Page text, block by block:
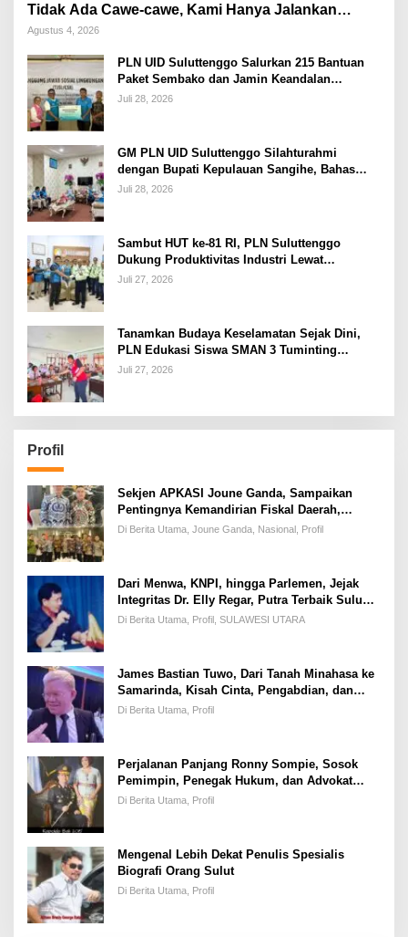
Tidak Ada Cawe-cawe, Kami Hanya Jalankan
Perintah Undang-Undang
Agustus 4, 2026
PLN UID Suluttenggo Salurkan 215 Bantuan
Paket Sembako dan Jamin Keandalan
Kelistrikan Pasca Bencana di Tamako
Juli 28, 2026
GM PLN UID Suluttenggo Silahturahmi
dengan Bupati Kepulauan Sangihe, Bahas
Keandalan Sistem Kelistrikan hingga
Juli 28, 2026
Sambut HUT ke-81 RI, PLN Suluttenggo
Dukung Produktivitas Industri Lewat
Penambahan Daya PT J Resources Bolaang
Juli 27, 2026
Tanamkan Budaya Keselamatan Sejak Dini,
PLN Edukasi Siswa SMAN 3 Tuminting
Manado Soal Bahaya Listrik
Juli 27, 2026
Profil
Sekjen APKASI Joune Ganda, Sampaikan
Pentingnya Kemandirian Fiskal Daerah,
Dihadapan Pimpinan DPR-RI
Di Berita Utama, Joune Ganda, Nasional, Profil
Dari Menwa, KNPI, hingga Parlemen, Jejak
Integritas Dr. Elly Regar, Putra Terbaik Suluun
yang Disegani Lintas Generasi
Di Berita Utama, Profil, SULAWESI UTARA
James Bastian Tuwo, Dari Tanah Minahasa ke
Samarinda, Kisah Cinta, Pengabdian, dan
Kesuksesan
Di Berita Utama, Profil
Perjalanan Panjang Ronny Sompie, Sosok
Pemimpin, Penegak Hukum, dan Advokat
Keadilan
Di Berita Utama, Profil
Mengenal Lebih Dekat Penulis Spesialis
Biografi Orang Sulut
Di Berita Utama, Profil